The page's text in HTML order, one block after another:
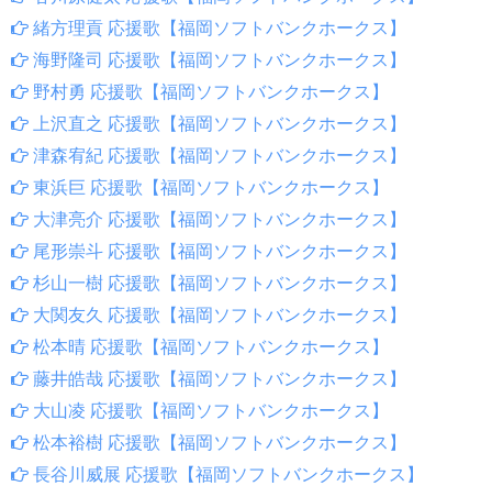
緒方理貢 応援歌【福岡ソフトバンクホークス】
海野隆司 応援歌【福岡ソフトバンクホークス】
野村勇 応援歌【福岡ソフトバンクホークス】
上沢直之 応援歌【福岡ソフトバンクホークス】
津森宥紀 応援歌【福岡ソフトバンクホークス】
東浜巨 応援歌【福岡ソフトバンクホークス】
大津亮介 応援歌【福岡ソフトバンクホークス】
尾形崇斗 応援歌【福岡ソフトバンクホークス】
杉山一樹 応援歌【福岡ソフトバンクホークス】
大関友久 応援歌【福岡ソフトバンクホークス】
松本晴 応援歌【福岡ソフトバンクホークス】
藤井皓哉 応援歌【福岡ソフトバンクホークス】
大山凌 応援歌【福岡ソフトバンクホークス】
松本裕樹 応援歌【福岡ソフトバンクホークス】
長谷川威展 応援歌【福岡ソフトバンクホークス】